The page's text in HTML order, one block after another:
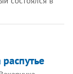
распутье